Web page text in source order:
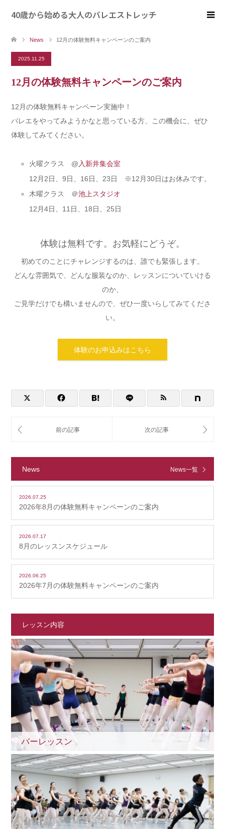
40歳から始める大人のバレエストレッチ
News 12月の体験無料キャンペーンのご案内
2025.11.25
12月の体験無料キャンペーンのご案内
12月の体験無料キャンペーン実施中！
バレエをやってみようかなと思っている方、この機会に、ぜひ
体験してみてください。
火曜クラス @ 入新井集会室
12月2日、9日、16日、23日 ※12月30日はお休みです。
木曜クラス ＠池上スタジオ
12月4日、11日、18日、25日
体験は無料です。お気軽にどうぞ。
初めてのことにチャレンジするのは、誰でも緊張します。
どんな雰囲気で、どんな服装なのか、レッスンについていける
のか、
ご見学だけでも構いませんので、ぜひ一度いらしてみてくださ
い。
体験のお申込みはこちら
News News一覧
2026.07.25
2026年8月の体験無料キャンペーンのご案内
2026.07.17
8月のレッスンスケジュール
2026.06.25
2026年7月の体験無料キャンペーンのご案内
レッスン内容
バーレッスン